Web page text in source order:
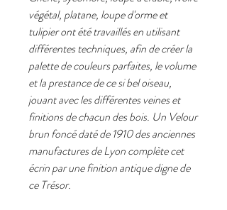
végétal, platane, loupe d'orme et
tulipier ont été travaillés en utilisant
différentes techniques, afin de créer la
palette de couleurs parfaites, le volume
et la prestance de ce si bel oiseau,
jouant avec les différentes veines et
finitions de chacun des bois. Un Velour
brun foncé daté de 1910 des anciennes
manufactures de Lyon complète cet
écrin par une finition antique digne de
ce Trésor.